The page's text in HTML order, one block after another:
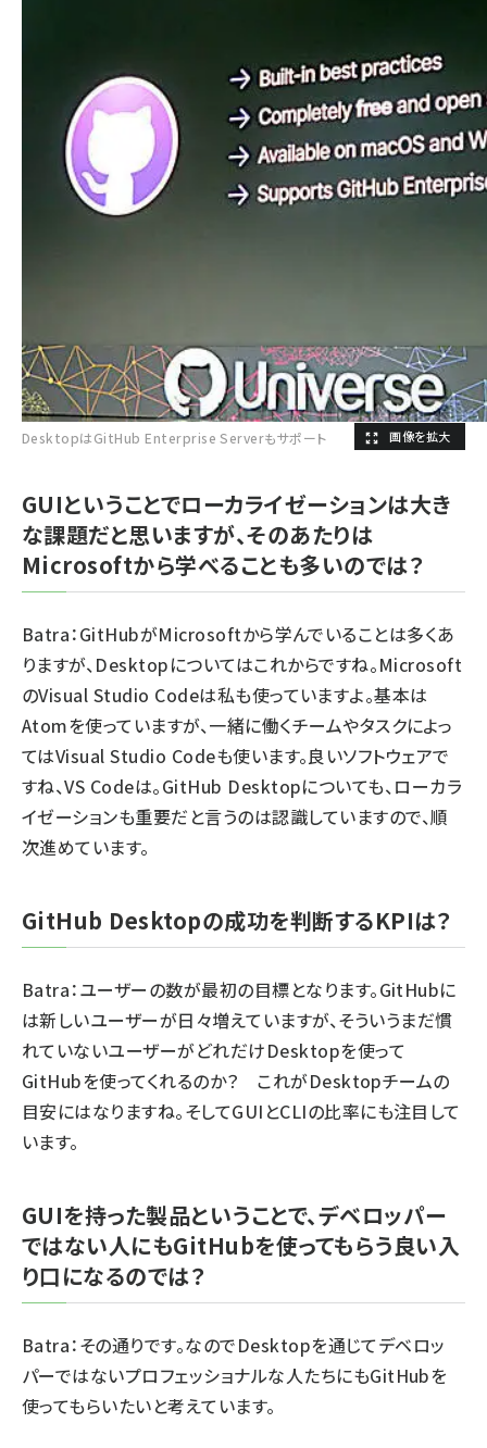
DesktopはGitHub Enterprise Serverもサポート
GUIということでローカライゼーションは大き
な課題だと思いますが、そのあたりは
Microsoftから学べることも多いのでは？
Batra：GitHubがMicrosoftから学んでいることは多くあ
りますが、Desktopについてはこれからですね。Microsoft
のVisual Studio Codeは私も使っていますよ。基本は
Atomを使っていますが、一緒に働くチームやタスクによっ
てはVisual Studio Codeも使います。良いソフトウェアで
すね、VS Codeは。GitHub Desktopについても、ローカラ
イゼーションも重要だと言うのは認識していますので、順
次進めています。
GitHub Desktopの成功を判断するKPIは？
Batra：ユーザーの数が最初の目標となります。GitHubに
は新しいユーザーが日々増えていますが、そういうまだ慣
れていないユーザーがどれだけDesktopを使って
GitHubを使ってくれるのか？ これがDesktopチームの
目安にはなりますね。そしてGUIとCLIの比率にも注目して
います。
GUIを持った製品ということで、デベロッパー
ではない人にもGitHubを使ってもらう良い入
り口になるのでは？
Batra：その通りです。なのでDesktopを通じてデベロッ
パーではないプロフェッショナルな人たちにもGitHubを
使ってもらいたいと考えています。